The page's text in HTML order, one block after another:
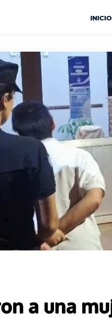
INICIO